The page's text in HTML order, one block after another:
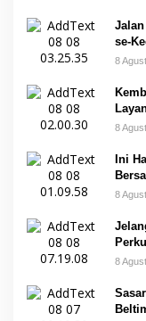
se-
8
8
Ini
8
8